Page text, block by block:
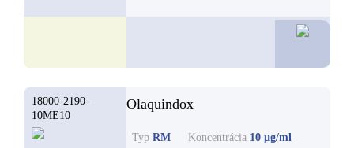
18000-2190-
10ME10
Olaquindox
Typ RM Koncentrácia 10 µg/ml